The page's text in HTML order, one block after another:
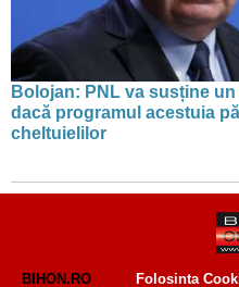
Bolojan: PNL va susține
dacă programul acestuia
cheltuielilor
BIHON.RO Folosinta